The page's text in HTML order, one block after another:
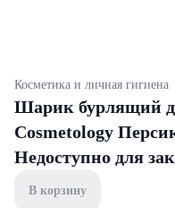
Косметика и личная гигиена
Шарик бурлящий
Cosmetology
Недоступно для
В корзину